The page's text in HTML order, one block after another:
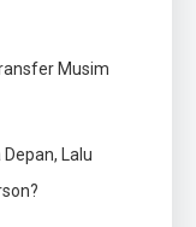
Musim
Lalu